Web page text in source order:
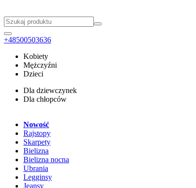
+48500503636
Kobiety
Mężczyźni
Dzieci
Dla dziewczynek
Dla chłopców
Nowość
Rajstopy
Skarpety
Bielizna
Bielizna nocna
Ubrania
Legginsy
Jeansy